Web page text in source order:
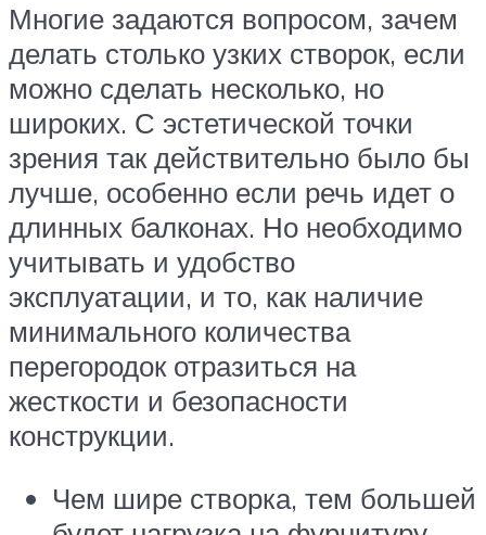
Многие задаются вопросом, зачем
делать столько узких створок, если
можно сделать несколько, но
широких. С эстетической точки
зрения так действительно было бы
лучше, особенно если речь идет о
длинных балконах. Но необходимо
учитывать и удобство
эксплуатации, и то, как наличие
минимального количества
перегородок отразиться на
жесткости и безопасности
конструкции.
Чем шире створка, тем большей